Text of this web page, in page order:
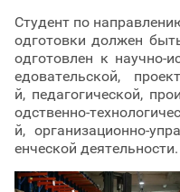
Студент по
одготовки должен
одготовлен к научно-
едовательской,
й, педагогической,
одственно-
й, организационно-
енческой деятельности.